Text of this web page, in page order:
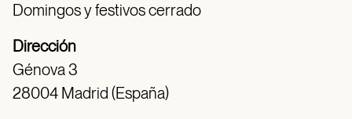
Domingos y festivos cerrado
Dirección
Génova 3
28004 Madrid (España)